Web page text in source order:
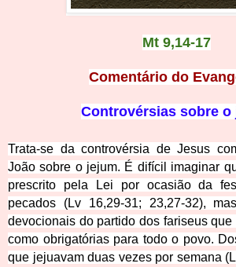
Mt 9,14-17
Comentário do
Controvérsias sobre o
Trata-se da controvérsia de Jesus
João sobre o jejum. É difícil imaginar
prescrito pela Lei por ocasião da
pecados (Lv 16,29-31; 23,27-32),
devocionais do partido dos fariseus
como obrigatórias para todo o povo.
que jejuavam duas vezes por semana